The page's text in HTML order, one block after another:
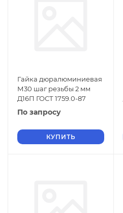
Гайка дюралюминиевая
М30 шаг резьбы 2 мм
Д16П ГОСТ 1759.0-87
По запросу
КУПИТЬ